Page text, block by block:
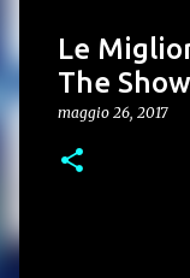
Le
The
maggio 26, 2017